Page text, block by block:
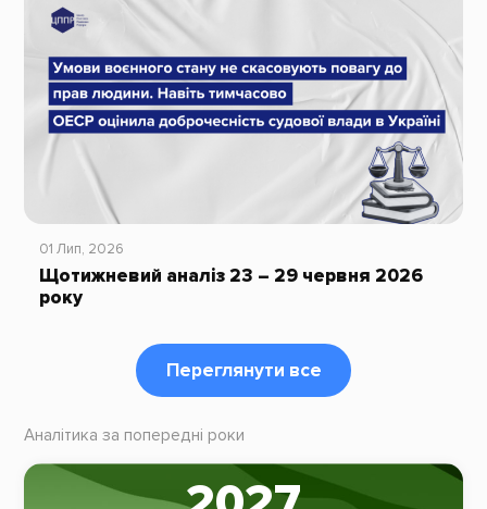
01 Лип, 2026
Щотижневий аналіз 23 – 29 червня 2026
року
Переглянути все
Аналітика за попередні роки